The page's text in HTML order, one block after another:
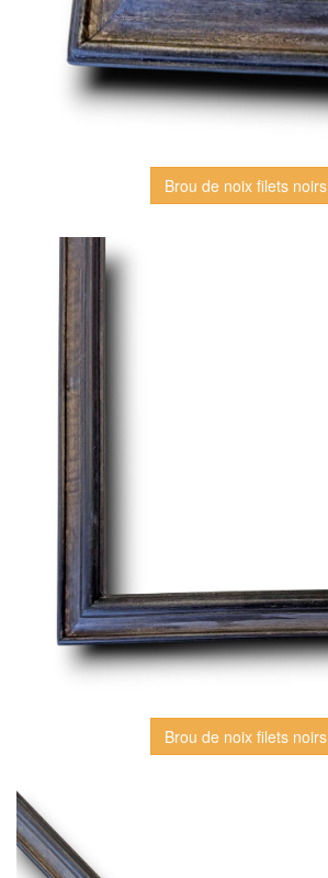
Brou de noix filets noirs
Brou de noix filets noirs